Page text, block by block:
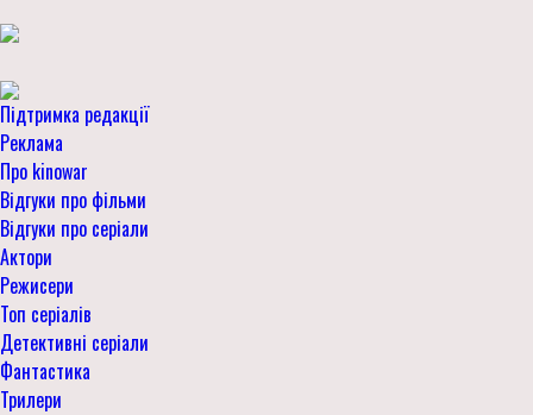
Підтримка редакції
Реклама
Про kinowar
Відгуки про фільми
Відгуки про серіали
Актори
Режисери
Топ серіалів
Детективні серіали
Фантастика
Трилери